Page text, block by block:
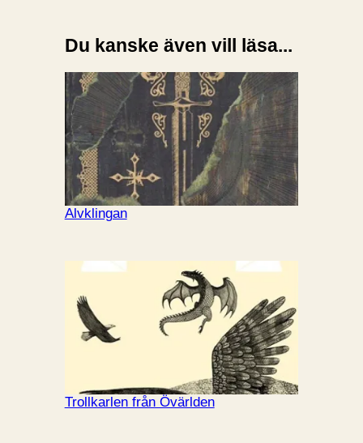
Du kanske även vill läsa...
Alvklingan
Trollkarlen från Övärlden